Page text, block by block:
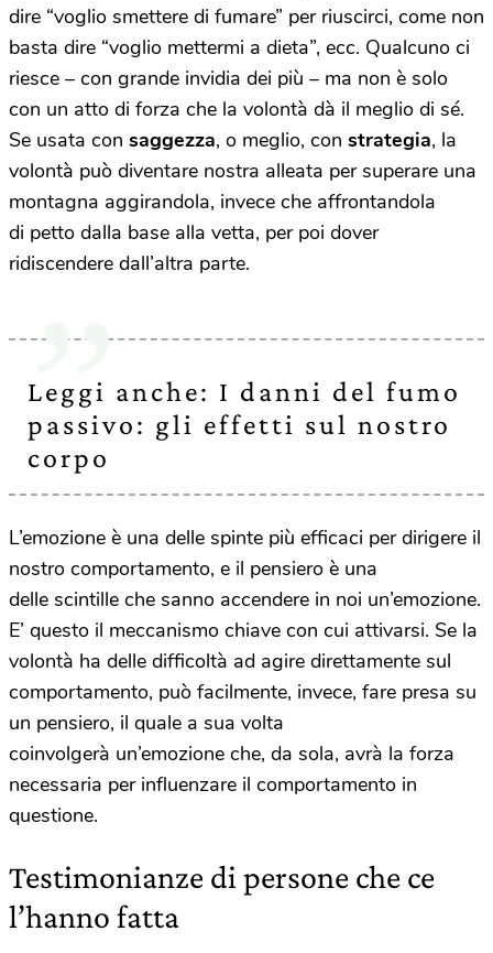
dire “voglio smettere di fumare” per riuscirci, come non
basta dire “voglio mettermi a dieta”, ecc. Qualcuno ci
riesce – con grande invidia dei più – ma non è solo
con un atto di forza che la volontà dà il meglio di sé.
Se usata con saggezza, o meglio, con strategia, la
volontà può diventare nostra alleata per superare una
montagna aggirandola, invece che affrontandola
di petto dalla base alla vetta, per poi dover
ridiscendere dall’altra parte.
Leggi anche: I danni del fumo
passivo: gli effetti sul nostro
corpo
L’emozione è una delle spinte più efficaci per dirigere il
nostro comportamento, e il pensiero è una
delle scintille che sanno accendere in noi un’emozione.
E’ questo il meccanismo chiave con cui attivarsi. Se la
volontà ha delle difficoltà ad agire direttamente sul
comportamento, può facilmente, invece, fare presa su
un pensiero, il quale a sua volta
coinvolgerà un’emozione che, da sola, avrà la forza
necessaria per influenzare il comportamento in
questione.
Testimonianze di persone che ce
l’hanno fatta